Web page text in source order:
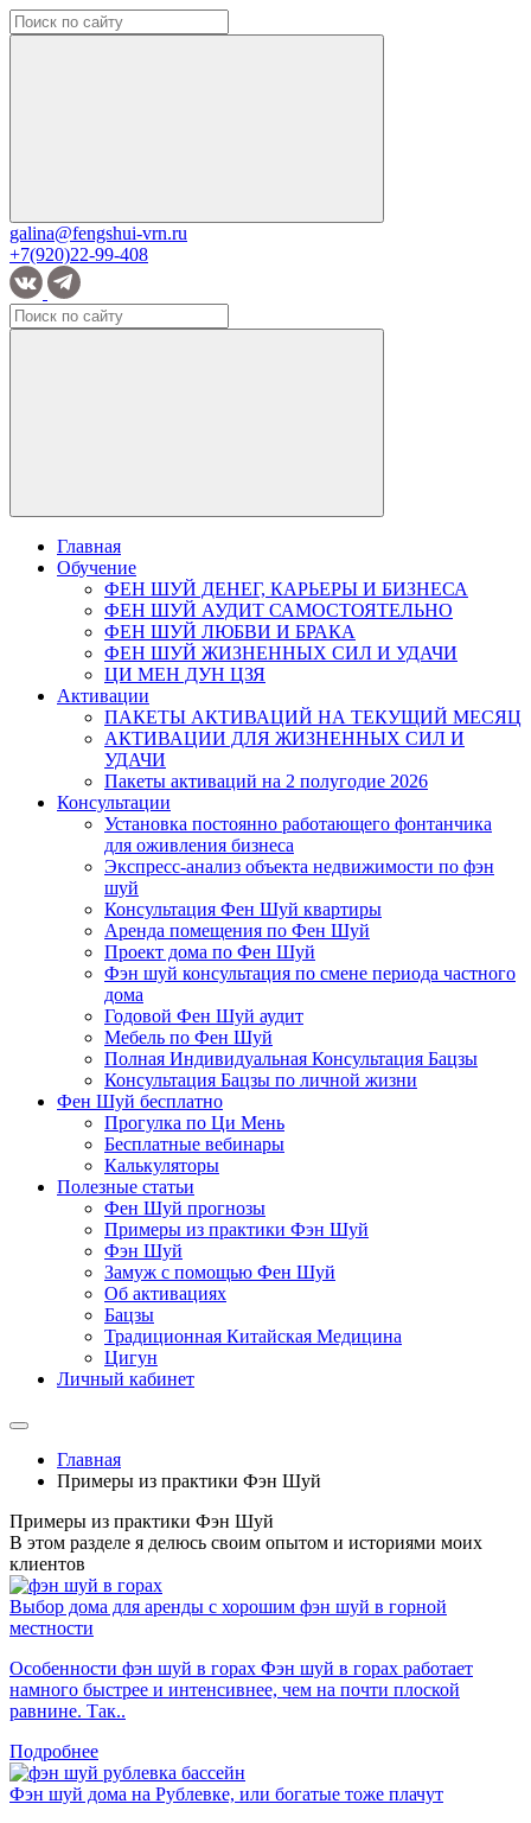
galina@fengshui-vrn.ru
+7(920)22-99-408
Главная
Обучение
ФЕН ШУЙ ДЕНЕГ, КАРЬЕРЫ И БИЗНЕСА
ФЕН ШУЙ АУДИТ САМОСТОЯТЕЛЬНО
ФЕН ШУЙ ЛЮБВИ И БРАКА
ФЕН ШУЙ ЖИЗНЕННЫХ СИЛ И УДАЧИ
ЦИ МЕН ДУН ЦЗЯ
Активации
ПАКЕТЫ АКТИВАЦИЙ НА ТЕКУЩИЙ МЕСЯЦ
АКТИВАЦИИ ДЛЯ ЖИЗНЕННЫХ СИЛ И
УДАЧИ
Пакеты активаций на 2 полугодие 2026
Консультации
Установка постоянно работающего фонтанчика
для оживления бизнеса
Экспресс-анализ объекта недвижимости по фэн
шуй
Консультация Фен Шуй квартиры
Аренда помещения по Фен Шуй
Проект дома по Фен Шуй
Фэн шуй консультация по смене периода частного
дома
Годовой Фен Шуй аудит
Мебель по Фен Шуй
Полная Индивидуальная Консультация Бацзы
Консультация Бацзы по личной жизни
Фен Шуй бесплатно
Прогулка по Ци Мень
Бесплатные вебинары
Калькуляторы
Полезные статьи
Фен Шуй прогнозы
Примеры из практики Фэн Шуй
Фэн Шуй
Замуж с помощью Фен Шуй
Об активациях
Бацзы
Традиционная Китайская Медицина
Цигун
Личный кабинет
Главная
Примеры из практики Фэн Шуй
Примеры из практики Фэн Шуй
В этом разделе я делюсь своим опытом и историями моих
клиентов
Выбор дома для аренды с хорошим фэн шуй в горной
местности
Особенности фэн шуй в горах Фэн шуй в горах работает
намного быстрее и интенсивнее, чем на почти плоской
равнине. Так..
Подробнее
Фэн шуй дома на Рублевке, или богатые тоже плачут